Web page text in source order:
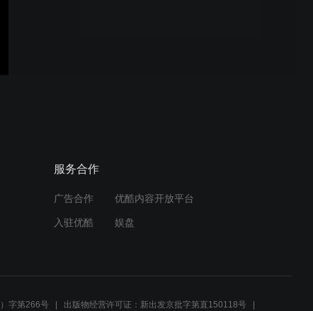
服务合作
广告合作 优酷内容开放平台
入驻优酷 娱盘
字第266号 出版物经营许可证：新出发京批字第直150118号